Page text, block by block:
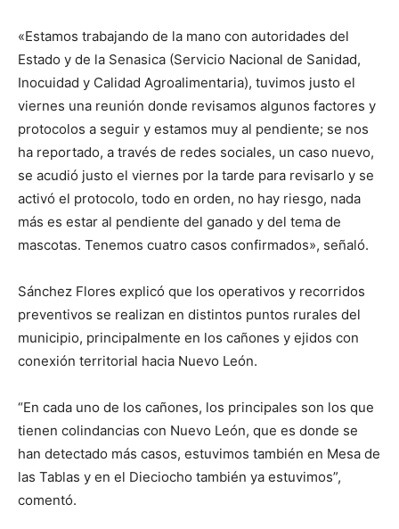
«Estamos trabajando de la mano con autoridades del
Estado y de la Senasica (Servicio Nacional de Sanidad,
Inocuidad y Calidad Agroalimentaria), tuvimos justo el
viernes una reunión donde revisamos algunos factores y
protocolos a seguir y estamos muy al pendiente; se nos
ha reportado, a través de redes sociales, un caso nuevo,
se acudió justo el viernes por la tarde para revisarlo y se
activó el protocolo, todo en orden, no hay riesgo, nada
más es estar al pendiente del ganado y del tema de
mascotas. Tenemos cuatro casos confirmados», señaló.
Sánchez Flores explicó que los operativos y recorridos
preventivos se realizan en distintos puntos rurales del
municipio, principalmente en los cañones y ejidos con
conexión territorial hacia Nuevo León.
“En cada uno de los cañones, los principales son los que
tienen colindancias con Nuevo León, que es donde se
han detectado más casos, estuvimos también en Mesa de
las Tablas y en el Dieciocho también ya estuvimos”,
comentó.